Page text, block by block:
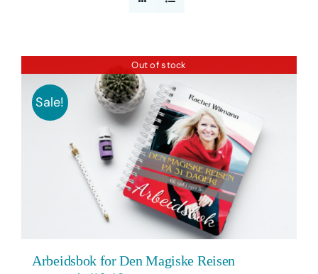
Out of stock
Sale!
Arbeidsbok for Den Magiske Reisen